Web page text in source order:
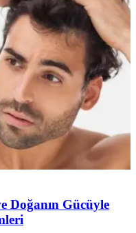
Doğanın Gücüyle